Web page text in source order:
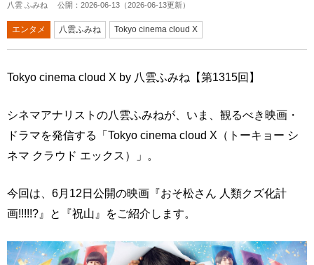
八雲 ふみね 公開： 2026-06-13 （2026-06-13更新）
エンタメ 八雲ふみね Tokyo cinema cloud X
Tokyo cinema cloud X by 八雲ふみね【第1315回】
シネマアナリストの八雲ふみねが、いま、観るべき映画・
ドラマを発信する「Tokyo cinema cloud X（トーキョー シ
ネマ クラウド エックス）」。
今回は、6月12日公開の映画『おそ松さん 人類クズ化計
画!!!!!?』と『祝山』をご紹介します。